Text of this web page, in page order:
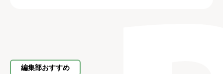
編集部おすすめ